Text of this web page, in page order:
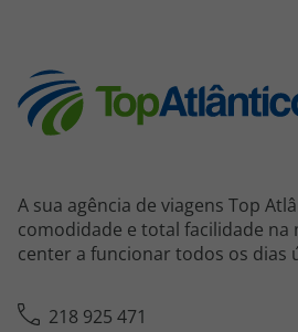
A sua agência de viagens Top
comodidade e total facilidade na
center a funcionar todos os dias
218 925 471